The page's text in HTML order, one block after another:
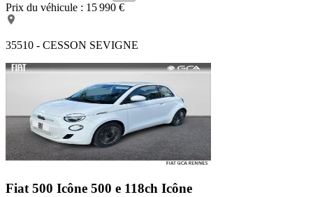
Prix du véhicule : 15 990 €
35510 - CESSON SEVIGNE
Fiat 500 Icône 500 e 118ch Icône